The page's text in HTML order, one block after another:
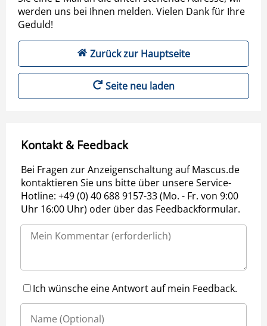
werden uns bei Ihnen melden. Vielen Dank für Ihre
Geduld!
Zurück zur Hauptseite
Seite neu laden
Kontakt & Feedback
Bei Fragen zur Anzeigenschaltung auf Mascus.de
kontaktieren Sie uns bitte über unsere Service-
Hotline: +49 (0) 40 688 9157-33 (Mo. - Fr. von 9:00
Uhr 16:00 Uhr) oder über das Feedbackformular.
Ich wünsche eine Antwort auf mein Feedback.